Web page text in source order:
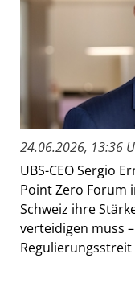
24.06.2026, 13:36
UBS-CEO Sergio
Point Zero Forum
Schweiz ihre
verteidigen muss